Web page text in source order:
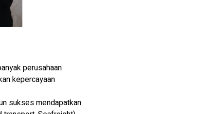
perusahaan
kepercayaan
sukses mendapatkan